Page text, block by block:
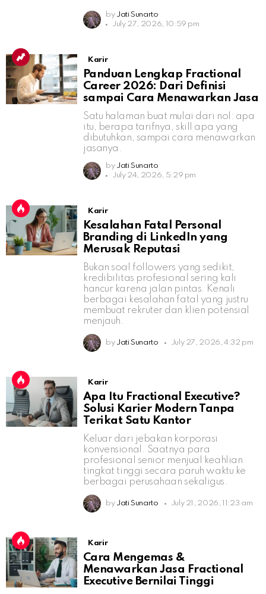
by Jati Sunarto
July 27, 2026, 10:59 pm
Karir
Panduan Lengkap Fractional
Career 2026: Dari Definisi
sampai Cara Menawarkan Jasa
Satu halaman buat mulai dari nol: apa
itu, berapa tarifnya, skill apa yang
dibutuhkan, sampai cara menawarkan
jasanya.
by Jati Sunarto
July 24, 2026, 5:29 pm
Karir
Kesalahan Fatal Personal
Branding di LinkedIn yang
Merusak Reputasi
Bukan soal followers yang sedikit,
kredibilitas profesional sering kali
hancur karena jalan pintas. Kenali
berbagai kesalahan fatal yang justru
membuat rekruter dan klien potensial
menjauh.
by Jati Sunarto July 27, 2026, 4:32 pm
Karir
Apa Itu Fractional Executive?
Solusi Karier Modern Tanpa
Terikat Satu Kantor
Keluar dari jebakan korporasi
konvensional. Saatnya para
profesional senior menjual keahlian
tingkat tinggi secara paruh waktu ke
berbagai perusahaan sekaligus.
by Jati Sunarto July 21, 2026, 11:23 am
Karir
Cara Mengemas &
Menawarkan Jasa Fractional
Executive Bernilai Tinggi